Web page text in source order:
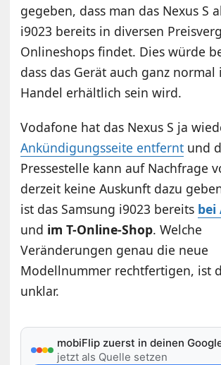
gegeben, dass man das Nexus S
i9023 bereits in diversen
Onlineshops findet. Dies würde
dass das Gerät auch ganz
Handel erhältlich sein wird.
Vodafone hat das Nexus S ja
Ankündigungsseite entfernt und
Pressestelle kann auf Nachfrage
derzeit keine Auskunft dazu
ist das Samsung i9023 bereits bei
und im T-Online-Shop. Welche
Veränderungen genau die neue
Modellnummer rechtfertigen, ist
unklar.
mobiFlip zuerst in deinen
jetzt als Quelle setzen